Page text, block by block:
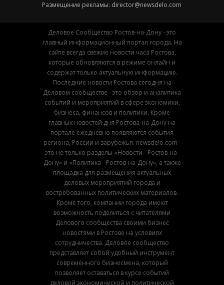
Размещение рекламы: director@newsdelo.com
Деловое Сообщество Ростов-на-Дону - это
главный информационный портал города. На
сайте всегда свежие новости часа Ростова,
которые обновляются в режиме онлайн и
содержат только актуальную информацию.
Последние новости Ростова сегодня на
Деловом сообществе - это обзор и аналитика
событий и мероприятий в сфере экономики,
бизнеса, финансов и политики. Кроме
главных новостей дня Ростова-на-Дону на
портале ежедневно появляются события
региона, России и зарубежья. newsdelo.com -
это не только разделы «Новости - Ростов-на-
Дону» и «Политика - Ростов-на-Дону», а также
площадка для размещения актуальных
деловых мероприятий города и
востребованных политических материалов.
Кроме того, компании города имеют
возможность поделиться с читателями
Делового сообщества своими бизнес
новостями в Ростове на условиях
сотрудничества. Деловое сообщество
представляет собой удобный инструмент
современного бизнесмена, который
позволяет оставаться в курсе событий
деловой экономической и политической